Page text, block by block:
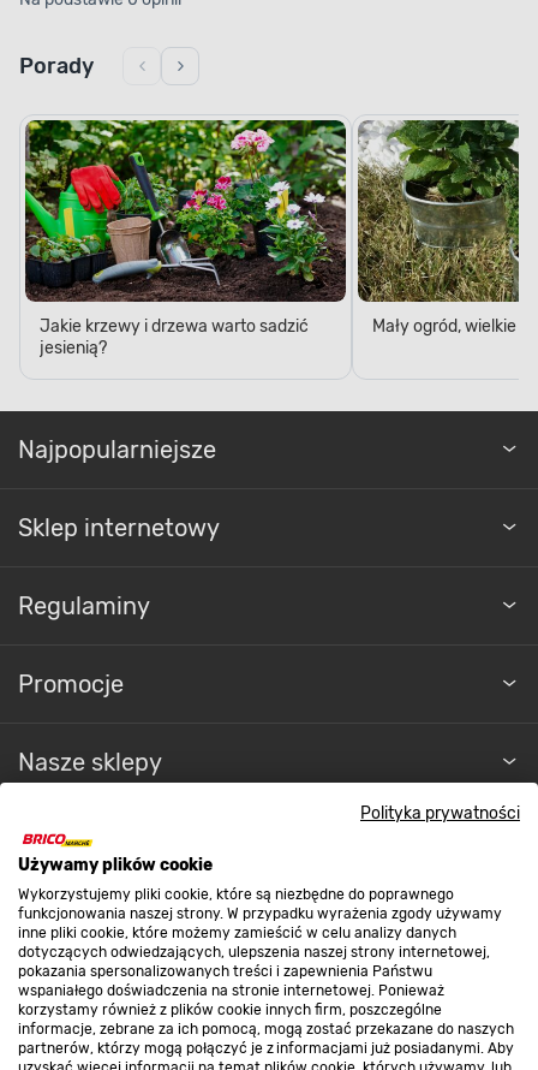
Polityka prywatności
Używamy plików cookie
Wykorzystujemy pliki cookie, które są niezbędne do poprawnego
funkcjonowania naszej strony. W przypadku wyrażenia zgody używamy
inne pliki cookie, które możemy zamieścić w celu analizy danych
dotyczących odwiedzających, ulepszenia naszej strony internetowej,
pokazania spersonalizowanych treści i zapewnienia Państwu
wspaniałego doświadczenia na stronie internetowej. Ponieważ
korzystamy również z plików cookie innych firm, poszczególne
informacje, zebrane za ich pomocą, mogą zostać przekazane do naszych
partnerów, którzy mogą połączyć je z informacjami już posiadanymi. Aby
Porady
Jakie krzewy i drzewa warto sadzić
jesienią?
Mały ogród, wielkie
Najpopularniejsze
Sklep internetowy
Regulaminy
Promocje
Nasze sklepy
O nas
Kontakt do sklepu
Strefa biznesu